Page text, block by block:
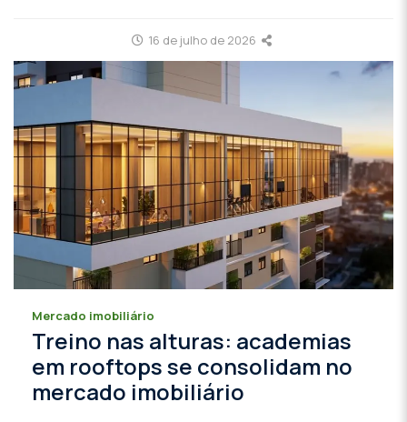
16 de julho de 2026
Mercado imobiliário
Treino nas alturas: academias
em rooftops se consolidam no
mercado imobiliário